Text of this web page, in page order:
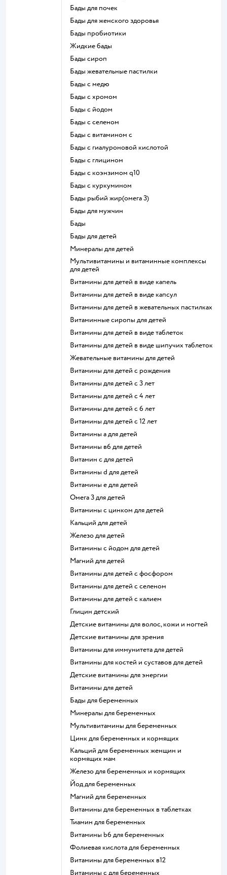
Бады для почек
Бады для женского здоровья
Бады пробиотики
Жидкие бады
Бады сироп
Бады жевательные пастилки
Бады с медю
Бады с хромом
Бады с йодом
Бады с селеном
Бады с витамином c
Бады с гиалуроновой кислотой
Бады с глицином
Бады с коэнзимом q10
Бады с куркумином
Бады рыбий жир(омега 3)
Бады для мужчин
Бады
Бады для детей
Минералы для детей
Мультивитамины и витаминные комплексы
для детей
Витамины для детей в виде капель
Витамины для детей в виде капсул
Витамины для детей в жевательных пастилках
Витаминные сиропы для детей
Витамины для детей в виде таблеток
Витамины для детей в виде шипучих таблеток
Жевательные витамины для детей
Витамины для детей с рождения
Витамины для детей с 3 лет
Витамины для детей с 4 лет
Витамины для детей с 6 лет
Витамины для детей с 12 лет
Витамины а для детей
Витамины в6 для детей
Витамин с для детей
Витамины d для детей
Витамины е для детей
Омега 3 для детей
Витамины с цинком для детей
Кальций для детей
Железо для детей
Витамины с йодом для детей
Магний для детей
Витамины для детей с фосфором
Витамины для детей с селеном
Витамины для детей с калием
Глицин детский
Детские витамины для волос, кожи и ногтей
Детские витамины для зрения
Витамины для иммунитета для детей
Витамины для костей и суставов для детей
Детские витамины для энергии
Витамины для детей
Бады для беременных
Минералы для беременных
Мультивитамины для беременных
Цинк для беременных и кормящих
Кальций для беременных женщин и
кормящих мам
Железо для беременных и кормящих
Йод для беременных
Магний для беременных
Витамины для беременных в таблетках
Тиамин для беременных
Витамины b6 для беременных
Фолиевая кислота для беременных
Витамины для беременных в12
Витамины c для беременных